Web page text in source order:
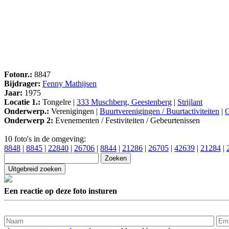
Fotonr.: 8847
Bijdrager: Fenny Mathijsen
Jaar: 1975
Locatie 1.: Tongelre | 333 Muschberg, Geestenberg
Strijlant
Onderwerp.: Verenigingen | Buurtverenigingen / Buurtactiviteiten
Onderwerp 2: Evenementen / Festiviteiten / Gebeurtenissen
10 foto's in de omgeving:
8848
8845 22840 26706 8844 21286 26705 42639 21284
Een reactie op deze foto insturen